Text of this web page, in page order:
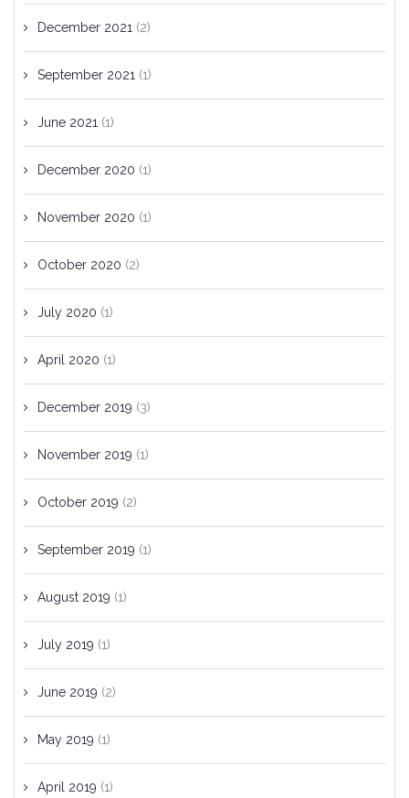
December 2021 (2)
September 2021 (1)
June 2021 (1)
December 2020 (1)
November 2020 (1)
October 2020 (2)
July 2020 (1)
April 2020 (1)
December 2019 (3)
November 2019 (1)
October 2019 (2)
September 2019 (1)
August 2019 (1)
July 2019 (1)
June 2019 (2)
May 2019 (1)
April 2019 (1)